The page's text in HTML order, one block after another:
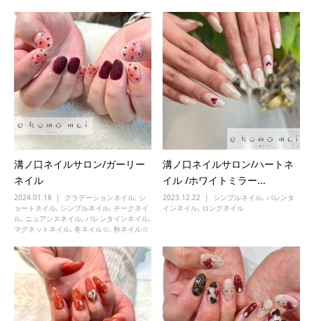
溝ノ口ネイルサロン/ガーリー
ネイル
2024.01.18 グラデーションネイル, シ
ョートネイル, シンプルネイル, チークネイ
ル, ニュアンスネイル, バレンタインネイル,
マグネットネイル, 冬ネイル☆, 秋ネイル☆
溝ノ口ネイルサロン/ハートネ
イル /ホワイトミラー...
2023.12.22 シンプルネイル, バレンタ
インネイル, ロングネイル